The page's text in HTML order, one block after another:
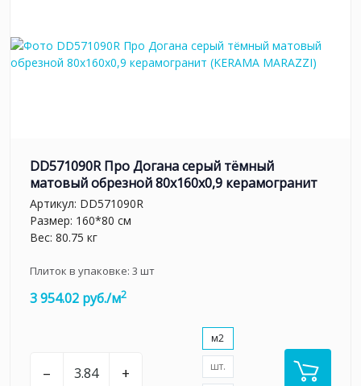
DD571090R Про Догана серый тёмный
матовый обрезной 80x160x0,9 керамогранит
Артикул: DD571090R
Размер: 160*80 см
Вес: 80.75 кг
Плиток в упаковке: 3 шт
3 954.02 руб./м2
– +
м2
шт.